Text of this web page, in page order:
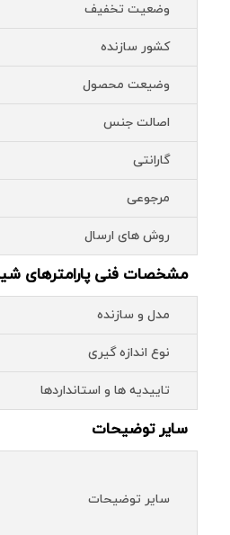
وضعیت تخفیف
کشور سازنده
وضیعت محصول
اصالت جنس
گارانتی
مرجوعی
روش های ارسال
مشخصات فنی پارامترهای
مدل و سازنده
نوع اندازه گیری
تاییدیه ها و استانداردها
سایر توضیحات
سایر توضیحات